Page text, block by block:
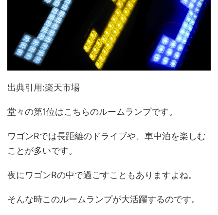
出典引用:楽天市場
堂々の第1位はこちらのルームランプです。
ワゴンRでは長距離のドライブや、車中泊を楽しむ
ことが多いです。
夜にワゴンRの中で過ごすこともありますよね。
そんな時このルームランプが大活躍するのです。